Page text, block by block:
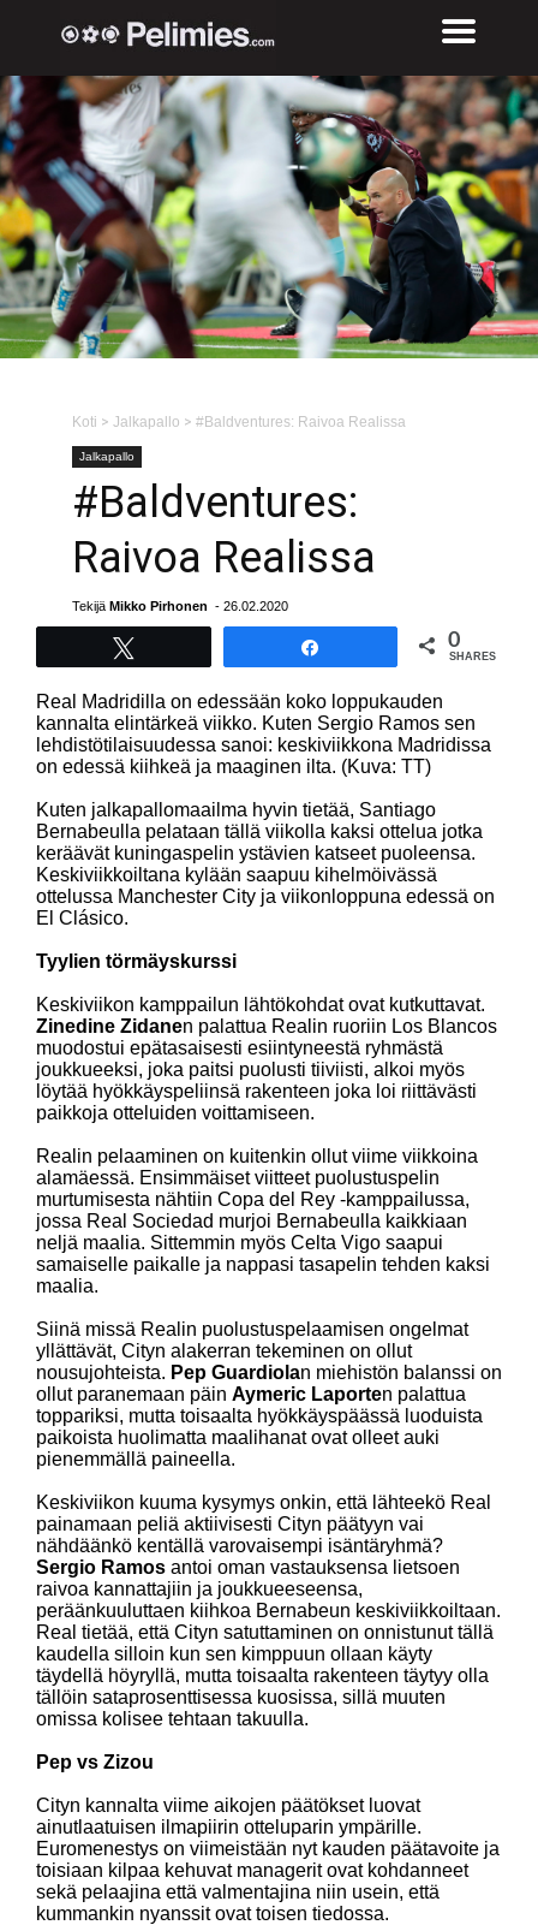
Koti > Jalkapallo > #Baldventures: Raivoa Realissa
Jalkapallo
#Baldventures:
Raivoa Realissa
Tekijä Mikko Pirhonen - 26.02.2020
0
SHARES
Real Madridilla on edessään koko loppukauden
kannalta elintärkeä viikko. Kuten Sergio Ramos sen
lehdistötilaisuudessa sanoi: keskiviikkona Madridissa
on edessä kiihkeä ja maaginen ilta. (Kuva: TT)
Kuten jalkapallomaailma hyvin tietää, Santiago
Bernabeulla pelataan tällä viikolla kaksi ottelua jotka
keräävät kuningaspelin ystävien katseet puoleensa.
Keskiviikkoiltana kylään saapuu kihelmöivässä
ottelussa Manchester City ja viikonloppuna edessä on
El Clásico.
Tyylien törmäyskurssi
Keskiviikon kamppailun lähtökohdat ovat kutkuttavat.
Zinedine Zidanen palattua Realin ruoriin Los Blancos
muodostui epätasaisesti esiintyneestä ryhmästä
joukkueeksi, joka paitsi puolusti tiiviisti, alkoi myös
löytää hyökkäyspeliinsä rakenteen joka loi riittävästi
paikkoja otteluiden voittamiseen.
Realin pelaaminen on kuitenkin ollut viime viikkoina
alamäessä. Ensimmäiset viitteet puolustuspelin
murtumisesta nähtiin Copa del Rey -kamppailussa,
jossa Real Sociedad murjoi Bernabeulla kaikkiaan
neljä maalia. Sittemmin myös Celta Vigo saapui
samaiselle paikalle ja nappasi tasapelin tehden kaksi
maalia.
Siinä missä Realin puolustuspelaamisen ongelmat
yllättävät, Cityn alakerran tekeminen on ollut
nousujohteista. Pep Guardiolan miehistön balanssi on
ollut paranemaan päin Aymeric Laporten palattua
toppariksi, mutta toisaalta hyökkäyspäässä luoduista
paikoista huolimatta maalihanat ovat olleet auki
pienemmällä paineella.
Keskiviikon kuuma kysymys onkin, että lähteekö Real
painamaan peliä aktiivisesti Cityn päätyyn vai
nähdäänkö kentällä varovaisempi isäntäryhmä?
Sergio Ramos antoi oman vastauksensa lietsoen
raivoa kannattajiin ja joukkueeseensa,
peräänkuuluttaen kiihkoa Bernabeun keskiviikkoiltaan.
Real tietää, että Cityn satuttaminen on onnistunut tällä
kaudella silloin kun sen kimppuun ollaan käyty
täydellä höyryllä, mutta toisaalta rakenteen täytyy olla
tällöin sataprosenttisessa kuosissa, sillä muuten
omissa kolisee tehtaan takuulla.
Pep vs Zizou
Cityn kannalta viime aikojen päätökset luovat
ainutlaatuisen ilmapiirin otteluparin ympärille.
Euromenestys on viimeistään nyt kauden päätavoite ja
toisiaan kilpaa kehuvat managerit ovat kohdanneet
sekä pelaajina että valmentajina niin usein, että
kummankin nyanssit ovat toisen tiedossa.